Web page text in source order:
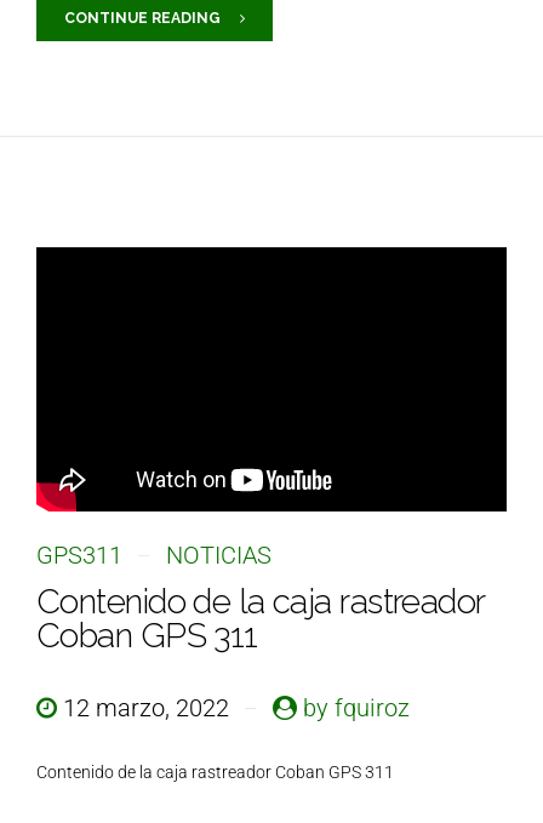
CONTINUE READING
GPS311 NOTICIAS
Contenido de la caja rastreador
Coban GPS 311
12 marzo, 2022 by fquiroz
Contenido de la caja rastreador Coban GPS 311